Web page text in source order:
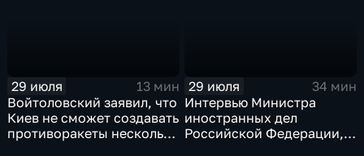
29 июля
13 мин
Войтоловский заявил, что
Киев не сможет создавать
противоракеты несколько
29 июля
34 мин
Интервью Министра
иностранных дел
Российской Федерации,